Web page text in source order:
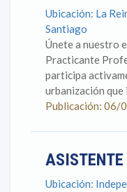
Ubicación: La
Santiago
Únete a nuestro
Practicante
participa
urbanización que
Publicación:
Ubicación: